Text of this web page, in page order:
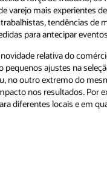
varejo mais experientes
tendências de
para antecipar
relativa do
ajustes na
no outro extremo do
nos resultados. Por
diferentes locais e em